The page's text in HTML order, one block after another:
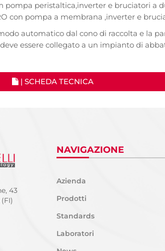
pompa peristaltica,inverter e bruciatori a
con pompa a membrana ,inverter e
automatico dal cono di raccolta e la
essere collegato a un impianto di
| SCHEDA TECNICA
43
NAVIGAZIONE
Azienda
Prodotti
Standards
Laboratori